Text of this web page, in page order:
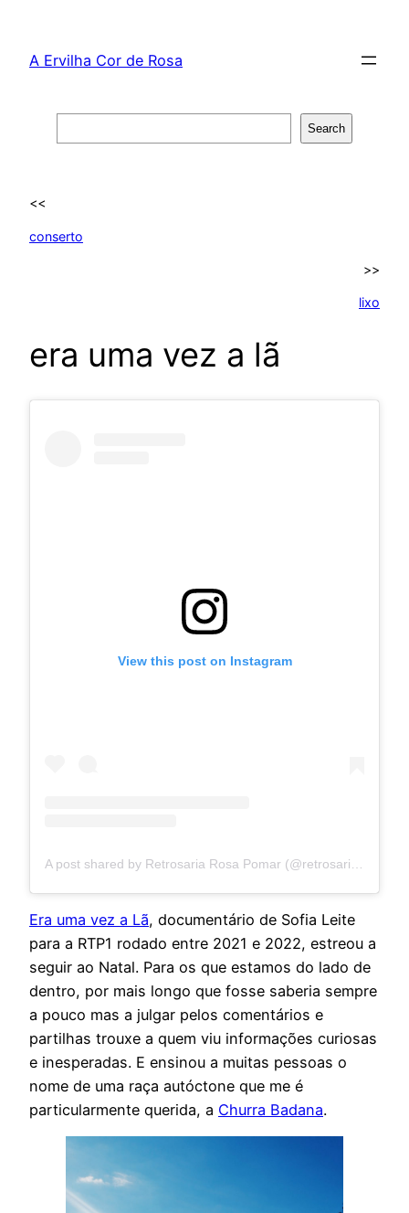
content
A Ervilha Cor de Rosa
Search
<<
conserto
>>
lixo
era uma vez a lã
View this post on Instagram
Era uma vez a Lã, documentário de Sofia Leite
para a RTP1 rodado entre 2021 e 2022, estreou a
seguir ao Natal. Para os que estamos do lado de
dentro, por mais longo que fosse saberia sempre
a pouco mas a julgar pelos comentários e
partilhas trouxe a quem viu informações curiosas
e inesperadas. E ensinou a muitas pessoas o
nome de uma raça autóctone que me é
particularmente querida, a Churra Badana.